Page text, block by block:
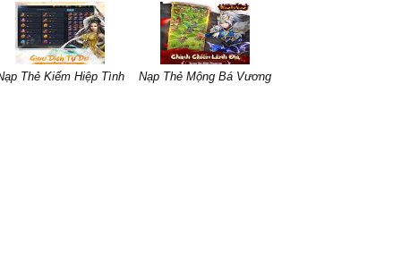
Thẻ Kiếm Hiệp Tình Nạp Thẻ Mộng Bá Vương